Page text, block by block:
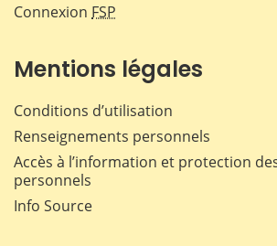
Connexion FSP
Mentions légales
Conditions d’utilisation
Renseignements personnels
Accès à l’information et protection
personnels
Info Source